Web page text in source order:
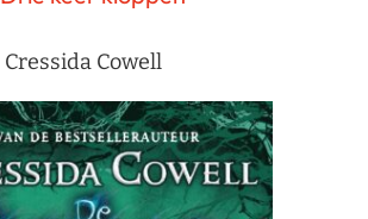
Cressida Cowell